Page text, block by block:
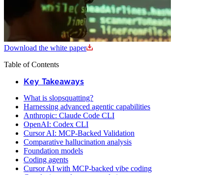
Download the white paper
Table of Contents
Key Takeaways
What is slopsquatting?
Harnessing advanced agentic capabilities
Anthropic: Claude Code CLI
OpenAI: Codex CLI
Cursor AI: MCP-Backed Validation
Comparative hallucination analysis
Foundation models
Coding agents
Cursor AI with MCP-backed vibe coding